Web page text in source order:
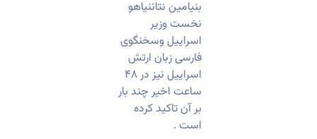
بنیامین نتاننیاهو
نخست وزیر
اسراییل وسخنگوی
فارسی زبان ارتش
اسراییل نیز در ۴۸
ساعت اخیر چند بار
بر آن تاکید کرده
است .